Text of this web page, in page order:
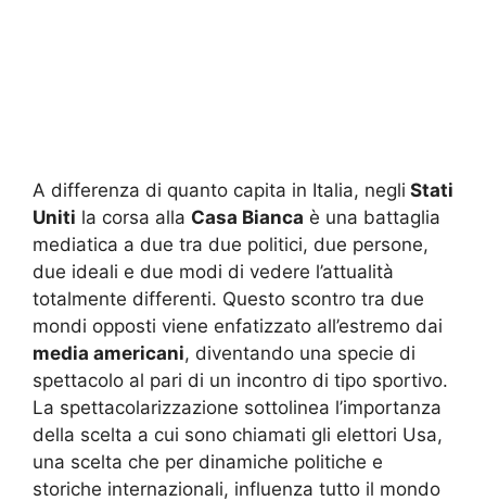
A differenza di quanto capita in Italia, negli Stati
Uniti la corsa alla Casa Bianca è una battaglia
mediatica a due tra due politici, due persone,
due ideali e due modi di vedere l’attualità
totalmente differenti. Questo scontro tra due
mondi opposti viene enfatizzato all’estremo dai
media americani, diventando una specie di
spettacolo al pari di un incontro di tipo sportivo.
La spettacolarizzazione sottolinea l’importanza
della scelta a cui sono chiamati gli elettori Usa,
una scelta che per dinamiche politiche e
storiche internazionali, influenza tutto il mondo